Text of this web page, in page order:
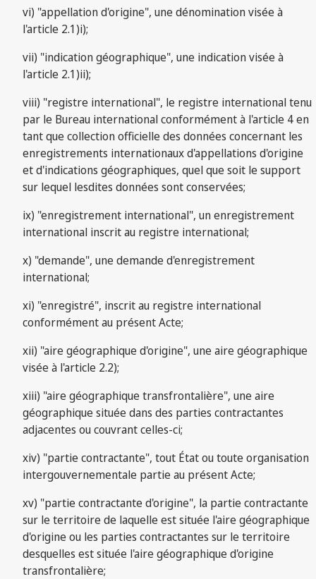
vi) "appellation d'origine", une dénomination visée à
l'article 2.1)i);
vii) "indication géographique", une indication visée à
l'article 2.1)ii);
viii) "registre international", le registre international tenu
par le Bureau international conformément à l'article 4 en
tant que collection officielle des données concernant les
enregistrements internationaux d'appellations d'origine
et d'indications géographiques, quel que soit le support
sur lequel lesdites données sont conservées;
ix) "enregistrement international", un enregistrement
international inscrit au registre international;
x) "demande", une demande d'enregistrement
international;
xi) "enregistré", inscrit au registre international
conformément au présent Acte;
xii) "aire géographique d'origine", une aire géographique
visée à l'article 2.2);
xiii) "aire géographique transfrontalière", une aire
géographique située dans des parties contractantes
adjacentes ou couvrant celles-ci;
xiv) "partie contractante", tout État ou toute organisation
intergouvernementale partie au présent Acte;
xv) "partie contractante d'origine", la partie contractante
sur le territoire de laquelle est située l'aire géographique
d'origine ou les parties contractantes sur le territoire
desquelles est située l'aire géographique d'origine
transfrontalière;